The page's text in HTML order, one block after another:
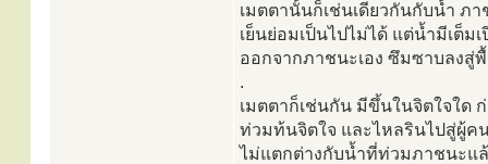
เมตตานั้นก็เช่นเดียวกันกับน้ำ ภ
เย็นย่อมเป็นไปไม่ได้ แต่น้ำมีเต็
ออกจากภาชนะเอง ซึมซาบลงสู่
.
เมตตาก็เช่นกัน มีขึ้นในจิตใจใด
ท่วมท้นจิตใจ และไหลรินไปสู่ผู้ค
ไม่แตกต่างกับน้ำที่ท่วมภาชนะแ